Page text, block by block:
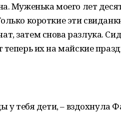
Муженька моего лет
короткие эти
затем снова разлука.
их на майские
у тебя дети, – вздохнула